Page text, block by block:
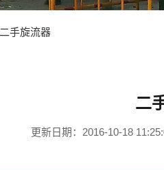
二手旋流器
二
更新日期：2016-10-18